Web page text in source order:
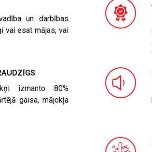
un darbības
vai esat mājas, vai
izmanto 80%
gaisa, mājokļa